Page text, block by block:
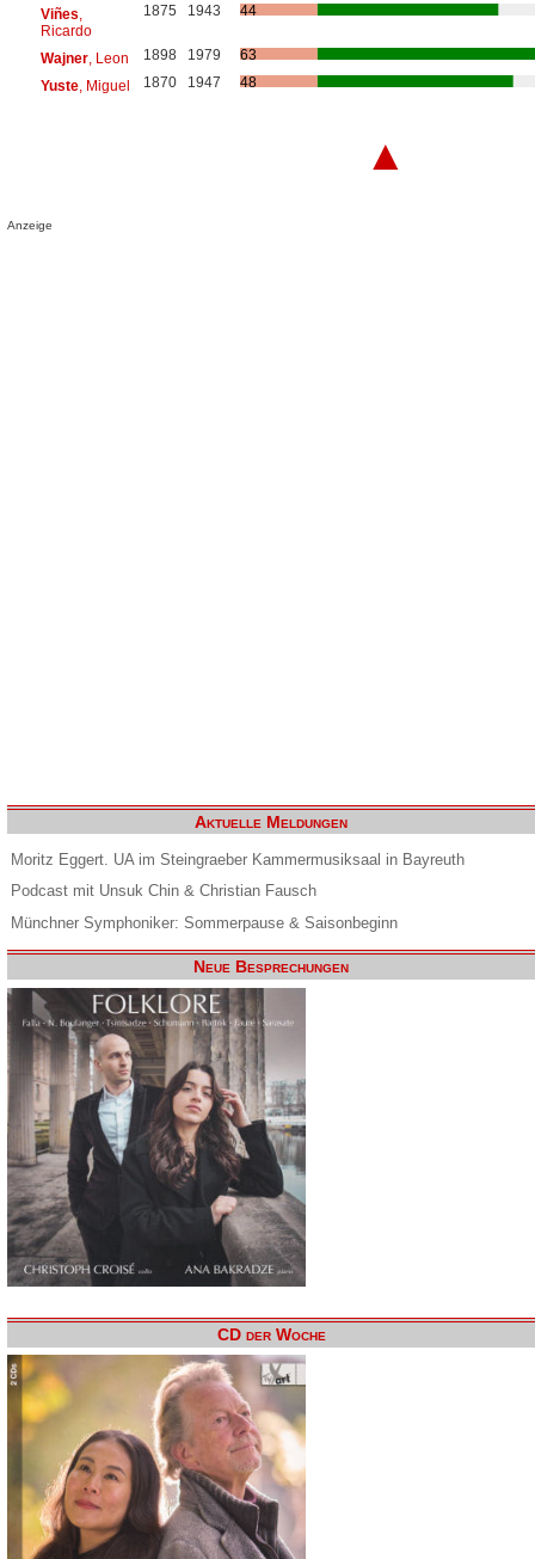
Viñes
Ricardo
1875 1943 44
Wajner, Leon 1898 1979
63
Yuste, Miguel 1870 1947 48
▲
Anzeige
Aktuelle Meldungen
Moritz Eggert. UA im Steingraeber Kammermusiksaal in Bayreuth
Podcast mit Unsuk Chin & Christian Fausch
Münchner Symphoniker: Sommerpause & Saisonbeginn
Neue Besprechungen
CD der Woche